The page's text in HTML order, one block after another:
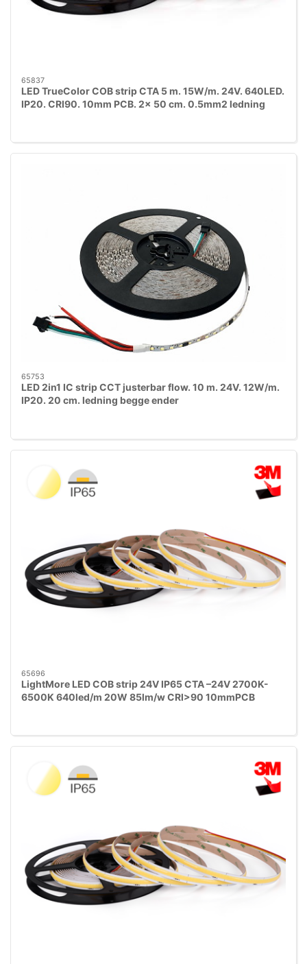
65837
LED TrueColor COB strip CTA 5 m. 15W/m. 24V. 640LED.
IP20. CRI90. 10mm PCB. 2x 50 cm. 0.5mm2 ledning
65753
LED 2in1 IC strip CCT justerbar flow. 10 m. 24V. 12W/m.
IP20. 20 cm. ledning begge ender
65696
LightMore LED COB strip 24V IP65 CTA –24V 2700K-
6500K 640led/m 20W 85lm/w CRI>90 10mmPCB